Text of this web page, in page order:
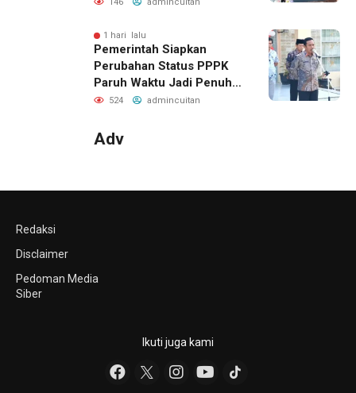
1 hari lalu
Pemerintah Siapkan
Perubahan Status PPPK
Paruh Waktu Jadi Penuh
Waktu di Kemenag Kerinci
524 admincuitan
Adv
Redaksi
Disclaimer
Pedoman Media
Siber
Ikuti juga kami